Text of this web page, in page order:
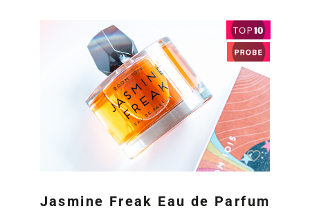
Jasmine Freak Eau de Parfum